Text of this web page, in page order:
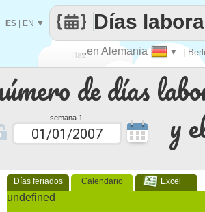
de días
semana 1 y
Días feriados Calendario Excel
undefined
Haz
que
..en Alemania ▼ |
Días
ES EN ▼